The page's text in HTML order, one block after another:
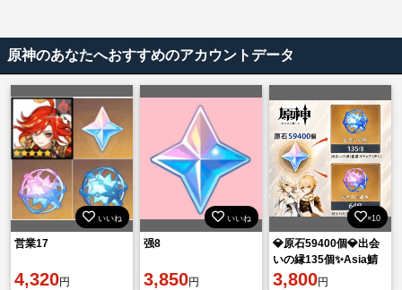
原神のあなたへおすすめのアカウントデータ
いいね
営業17
4,320円
いいね
强8
3,850円
×10
💎原石59400個💎出会
いの縁135個✨Asia鯖
🔥即購入OK⚡
3,800円